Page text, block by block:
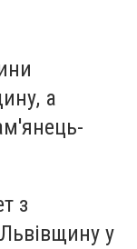
а
з
у